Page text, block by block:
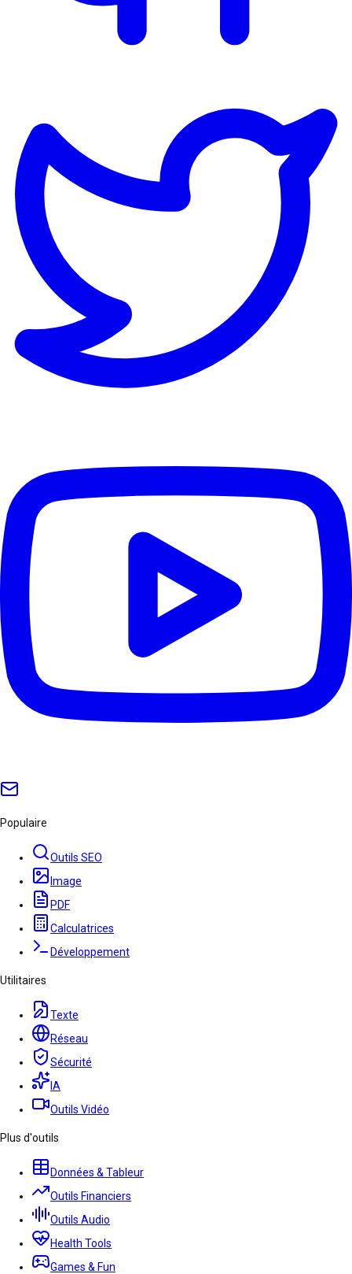
Populaire
Outils SEO
Image
PDF
Calculatrices
Développement
Utilitaires
Texte
Réseau
Sécurité
IA
Outils Vidéo
Plus d'outils
Données & Tableur
Outils Financiers
Outils Audio
Health Tools
Games & Fun